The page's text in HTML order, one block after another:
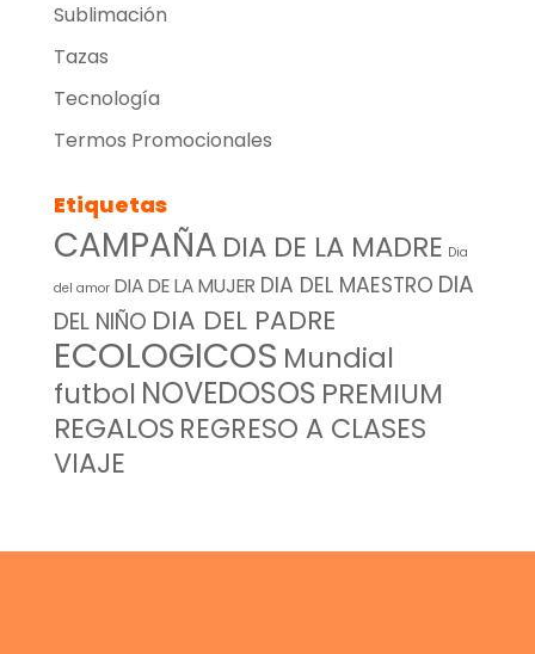
Sublimación
Tazas
Tecnología
Termos Promocionales
Etiquetas
CAMPAÑA DIA DE LA MADRE Dia
del amor DIA DE LA MUJER DIA DEL MAESTRO DIA
DEL NIÑO DIA DEL PADRE
ECOLOGICOS Mundial
futbol NOVEDOSOS PREMIUM
REGALOS REGRESO A CLASES
VIAJE